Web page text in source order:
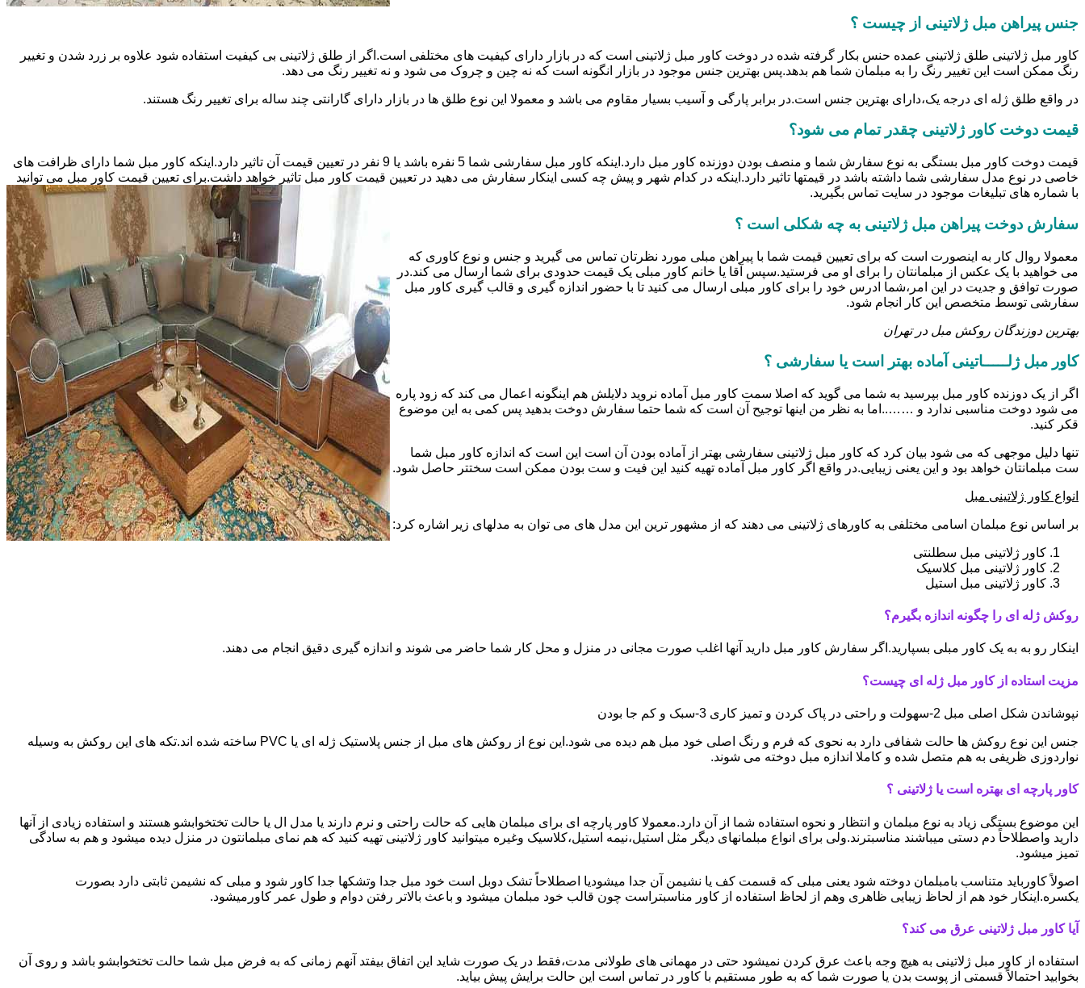
جنس پیراهن مبل ژلاتینی از چیست ؟
کاور مبل ژلاتینی طلق ژلاتینی عمده حنس بکار گرفته شده در دوخت کاور مبل ژلاتینی است که در بازار دارای کیفیت های مختلفی است.اگر از طلق ژلاتینی بی کیفیت استفاده شود علاوه بر زرد شدن و تغییر
رنگ ممکن است این تغییر رنگ را به مبلمان شما هم بدهد.پس بهترین جنس موجود در بازار انگونه است که نه چین و چروک می شود و نه تغییر رنگ می دهد.
در واقع طلق ژله ای درجه یک،دارای بهترین جنس است.در برابر پارگی و آسیب بسیار مقاوم می باشد و معمولا این نوع طلق ها در بازار دارای گارانتی چند ساله برای تغییر رنگ هستند.
قیمت دوخت کاور ژلاتینی چقدر تمام می شود؟
قیمت دوخت کاور مبل بستگی به نوع سفارش شما و منصف بودن دوزنده کاور مبل دارد.اینکه کاور مبل سفارشی شما 5 نفره باشد یا 9 نفر در تعیین قیمت آن تاثیر دارد.اینکه کاور مبل شما دارای ظرافت های
خاصی در نوع مدل سفارشی شما داشته باشد در قیمتها تاثیر دارد.اینکه در کدام شهر و پیش چه کسی اینکار سفارش می دهید در تعیین قیمت کاور مبل تاثیر خواهد داشت.برای تعیین قیمت کاور مبل می توانید
با شماره های تبلیغات موجود در سایت تماس بگیرید.
سفارش دوخت پیراهن مبل ژلاتینی به چه شکلی است ؟
معمولا روال کار به اینصورت است که برای تعیین قیمت شما با پیراهن مبلی مورد نظرتان تماس می گیرید و جنس و نوع کاوری که
می خواهید با یک عکس از مبلمانتان را برای او می فرستید.سپس آقا یا خانم کاور مبلی یک قیمت حدودی برای شما ارسال می کند.در
صورت توافق و جدیت در این امر،شما ادرس خود را برای کاور مبلی ارسال می کنید تا با حضور اندازه گیری و قالب گیری کاور مبل
سفارشی توسط متخصص این کار انجام شود.
بهترین دوزندگان روکش مبل در تهران
کاور مبل ژلـــــاتینی آماده بهتر است یا سفارشی ؟
اگر از یک دوزنده کاور مبل بپرسید به شما می گوید که اصلا سمت کاور مبل آماده نروید دلایلش هم اینگونه اعمال می کند که زود پاره
می شود دوخت مناسبی ندارد و ……..اما به نظر من اینها توجیح آن است که شما حتما سفارش دوخت بدهید پس کمی به این موضوع
قکر کنید.
تنها دلیل موجهی که می شود بیان کرد که کاور مبل ژلاتینی سفارشی بهتر از آماده بودن آن است این است که اندازه کاور مبل شما
ست مبلمانتان خواهد بود و این یعنی زیبایی.در واقع اگر کاور مبل آماده تهیه کنید این فیت و ست بودن ممکن است سختتر حاصل شود.
انواع کاور ژلاتینی مبل
بر اساس نوع مبلمان اسامی مختلفی به کاورهای ژلاتینی می دهند که از مشهور ترین این مدل های می توان به مدلهای زیر اشاره کرد:
کاور ژلاتینی مبل سطلنتی
کاور ژلاتینی مبل کلاسیک
کاور ژلاتینی مبل استیل
روکش ژله ای را چگونه اندازه بگیرم؟
اینکار رو به به یک کاور مبلی بسپارید.اگر سفارش کاور مبل دارید آنها اغلب صورت مجانی در منزل و محل کار شما حاضر می شوند و اندازه گیری دقیق انجام می دهند.
مزیت استاده از کاور مبل ژله ای چیست؟
نپوشاندن شکل اصلی مبل 2-سهولت و راحتی در پاک کردن و تمیز کاری 3-سبک و کم جا بودن
جنس این نوع روکش ها حالت شفافی دارد به نحوی که فرم و رنگ اصلی خود مبل هم دیده می شود.این نوع از روکش های مبل از جنس پلاستیک ژله ای یا PVC ساخته شده اند.تکه های این روکش به وسیله
نواردوزی ظریفی به هم متصل شده و کاملا اندازه مبل دوخته می شوند.
کاور پارچه ای بهتره است یا ژلاتینی ؟
این موضوع بستگی زیاد به نوع مبلمان و انتظار و نحوه استفاده شما از آن دارد.معمولا کاور پارچه ای برای مبلمان هایی که حالت راحتی و نرم دارند یا مدل ال یا حالت تختخوابشو هستند و استفاده زیادی از آنها
دارید واصطلاحاً دم دستی میباشند مناسبترند.ولی برای انواع مبلمانهای دیگر مثل استیل،نیمه استیل،کلاسیک وغیره میتوانید کاور ژلاتینی تهیه کنید که هم نمای مبلمانتون در منزل دیده میشود و هم به سادگی
تمیز میشود.
اصولاً کاورباید متناسب بامبلمان دوخته شود یعنی مبلی که قسمت کف یا نشیمن آن جدا میشودیا اصطلاحاً تشک دوبل است خود مبل جدا وتشکها جدا کاور شود و مبلی که نشیمن ثابتی دارد بصورت
یکسره.اینکار خود هم از لحاظ زیبایی ظاهری وهم از لحاظ استفاده از کاور مناسبتراست چون قالب خود مبلمان میشود و باعث بالاتر رفتن دوام و طول عمر کاورمیشود.
آیا کاور مبل ژلاتینی عرق می کند؟
استفاده از کاور مبل ژلاتینی به هیچ وجه باعث عرق کردن نمیشود حتی در مهمانی های طولانی مدت،فقط در یک صورت شاید این اتفاق بیفتد آنهم زمانی که به فرض مبل شما حالت تختخوابشو باشد و روی آن
بخوابید احتمالاً قسمتی از پوست بدن یا صورت شما که به طور مستقیم با کاور در تماس است این حالت برایش پیش بیاید.